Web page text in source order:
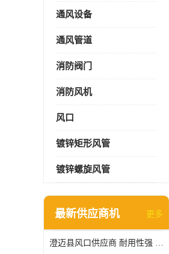
通风设备
通风管道
消防阀门
消防风机
风口
镀锌矩形风管
镀锌螺旋风管
最新供应商机 更多
澄迈县风口供应商 耐用性强 能够减少能源消耗